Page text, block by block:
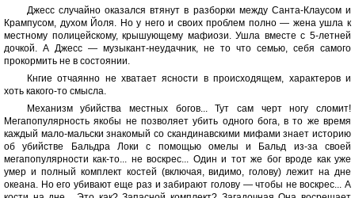
Джесс случайно оказался втянут в разборки между Санта-Клаусом и
Крампусом, духом Йоля. Но у него и своих проблем полно — жена ушла к
местному полицейскому, крышующему мафиози. Ушла вместе с 5-летней
дочкой. А Джесс — музыкант-неудачник, не то что семью, себя самого
прокормить не в состоянии.
Кнгие отчаянно не хватает ясности в происходящем, характеров и
хоть какого-то смысла.
Механизм убийства местных богов... Тут сам черт ногу сломит!
Мегапопулярность якобы не позволяет убить одного бога, в то же время
каждый мало-мальски знакомый со скандинавскими мифами знает историю
об убийстве Бальдра Локи с помощью омелы и Бальд из-за своей
мегапопулярности как-то... не воскрес... Один и тот же бог вроде как уже
умер и полный комплект костей (включая, видимо, голову) лежит на дне
океана. Но его убивают еще раз и забирают голову — чтобы не воскрес... А